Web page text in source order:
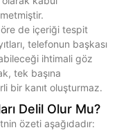
de içeriği tespit
telefonun başkası
ihtimali göz
tek başına
bir kanıt oluşturmaz.
Delil Olur Mu?
özeti aşağıdadır: